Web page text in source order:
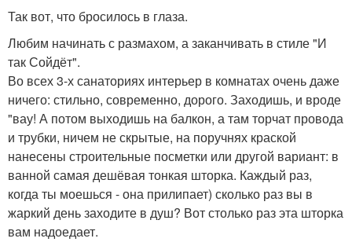
Так вот, что бросилось в глаза.
Любим начинать с размахом, а заканчивать в стиле "И
так Сойдёт".
Во всех 3-х санаториях интерьер в комнатах очень даже
ничего: стильно, современно, дорого. Заходишь, и вроде
"вау! А потом выходишь на балкон, а там торчат провода
и трубки, ничем не скрытые, на поручнях краской
нанесены строительные посметки или другой вариант: в
ванной самая дешёвая тонкая шторка. Каждый раз,
когда ты моешься - она прилипает) сколько раз вы в
жаркий день заходите в душ? Вот столько раз эта шторка
вам надоедает.